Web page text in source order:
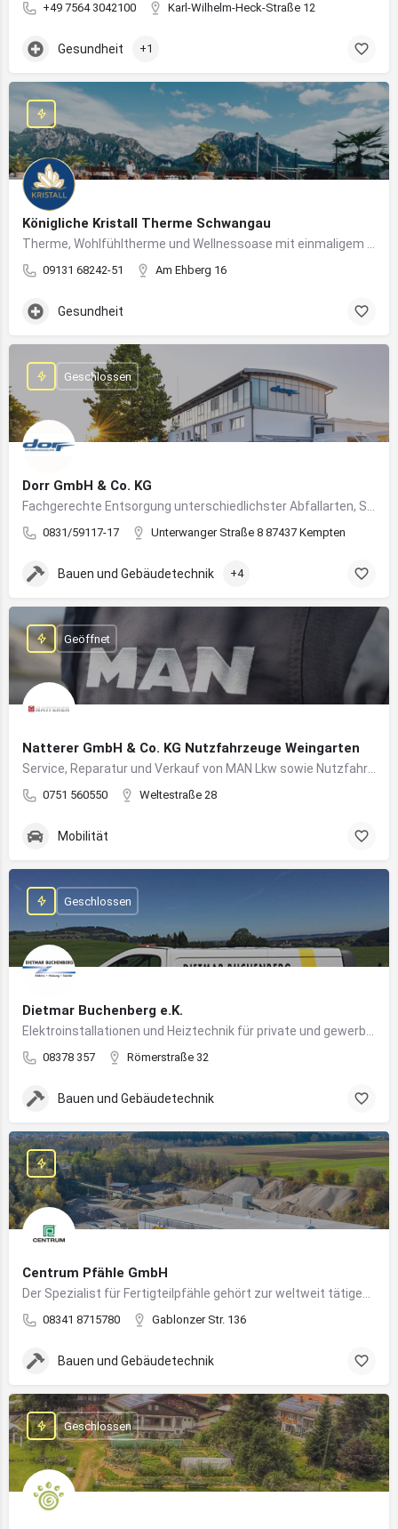
+49 7564 3042100 Karl-Wilhelm-Heck-Straße 12
Gesundheit +1
Königliche Kristall Therme Schwangau
09131 68242-51 Am Ehberg 16
Gesundheit
Dorr GmbH & Co. KG
0831/59117-17 Unterwanger Straße 8 87437 Kempten
Geschlossen
Bauen und Gebäudetechnik +4
Natterer GmbH & Co. KG Nutzfahrzeuge Weingarten
0751 560550 Weltestraße 28
Geöffnet
Mobilität
Dietmar Buchenberg e.K.
08378 357 Römerstraße 32
Geschlossen
Bauen und Gebäudetechnik
Centrum Pfähle GmbH
08341 8715780 Gablonzer Str. 136
Bauen und Gebäudetechnik
Geschlossen